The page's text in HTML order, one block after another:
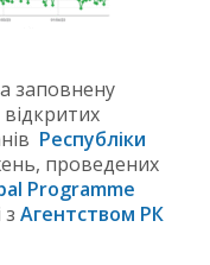
заповнену
Республіки
проведених
Programme
з Агентством РК